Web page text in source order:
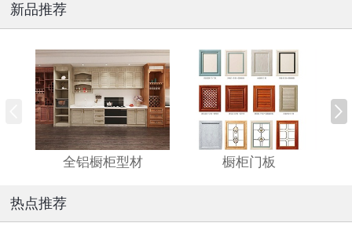
新品推荐
全铝橱柜型材 橱柜门板
热点推荐